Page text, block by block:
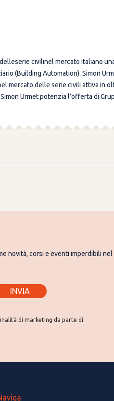
civilinel mercato italiano
(Building Automation). Simon
mercato delle serie civili attiva in
Urmet potenzia l’offerta di
novità, corsi e eventi imperdibili nel
INVIA
di marketing da parte di